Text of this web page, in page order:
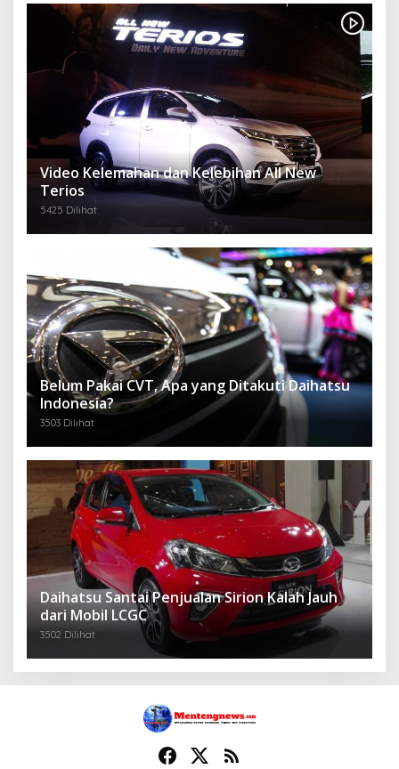
Video Kelemahan dan Kelebihan All New
Terios
5425 Dilihat
Belum Pakai CVT, Apa yang Ditakuti Daihatsu
Indonesia?
3503 Dilihat
Daihatsu Santai Penjualan Sirion Kalah Jauh
dari Mobil LCGC
3502 Dilihat